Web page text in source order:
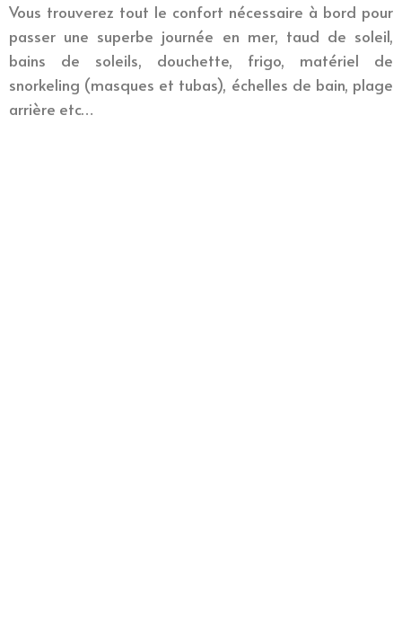
Vous trouverez tout le confort nécessaire à bord pour
passer une superbe journée en mer, taud de soleil,
bains de soleils, douchette, frigo, matériel de
snorkeling (masques et tubas), échelles de bain, plage
arrière etc…